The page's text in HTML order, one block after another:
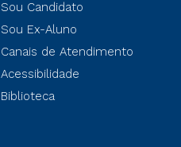
Sou Candidato
Sou Ex-Aluno
Canais de Atendimento
Acessibilidade
Biblioteca